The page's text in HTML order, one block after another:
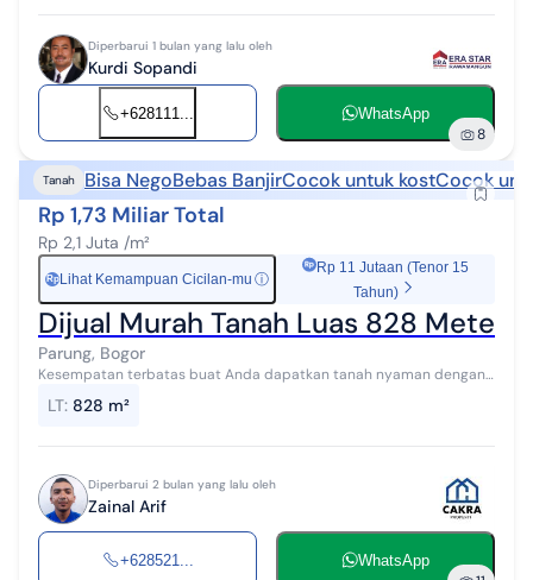
Diperbarui 1 bulan yang lalu oleh
Kurdi Sopandi
+628111... WhatsApp
8
Tanah Bisa NegoBebas BanjirCocok untuk kostCocok
Rp 1,73 Miliar Total
Rp 2,1 Juta /m²
Rp Lihat Kemampuan Cicilan-mu ⓘ
Rp 11 Jutaan (Tenor 15
Tahun)
Dijual Murah Tanah Luas 828 Meter
Parung, Bogor
Kesempatan terbatas buat Anda dapatkan tanah nyaman dengan
kelengkapan fasilitas se...
LT: 828 m²
Diperbarui 2 bulan yang lalu oleh
Zainal Arif
+628521... WhatsApp